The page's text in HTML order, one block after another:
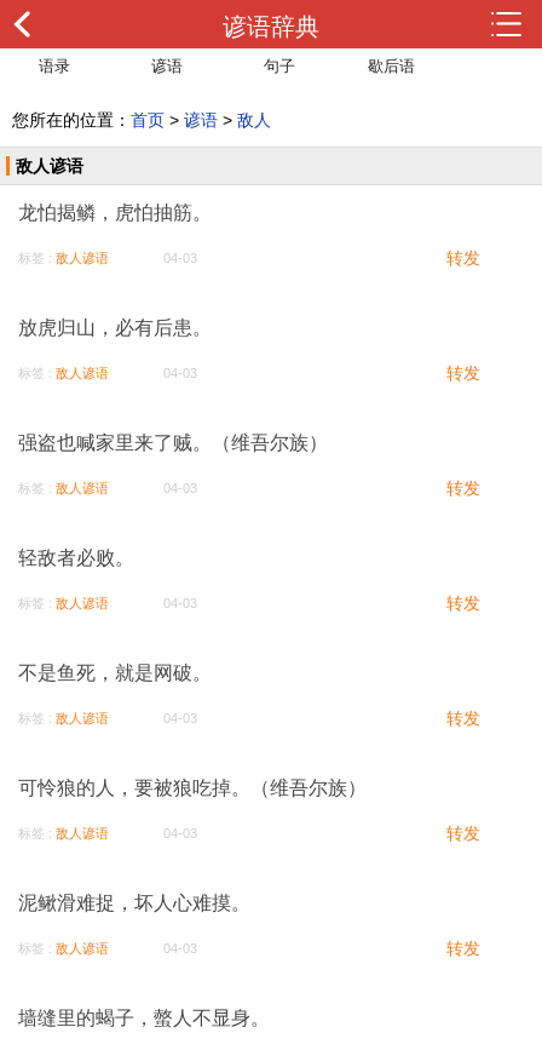
谚语辞典
语录 谚语 句子 歇后语
您所在的位置： 首页 > 谚语 > 敌人
敌人谚语
龙怕揭鳞，虎怕抽筋。
标签 : 敌人谚语 04-03 转发
放虎归山，必有后患。
标签 : 敌人谚语 04-03 转发
强盗也喊家里来了贼。（维吾尔族）
标签 : 敌人谚语 04-03 转发
轻敌者必败。
标签 : 敌人谚语 04-03 转发
不是鱼死，就是网破。
标签 : 敌人谚语 04-03 转发
可怜狼的人，要被狼吃掉。（维吾尔族）
标签 : 敌人谚语 04-03 转发
泥鳅滑难捉，坏人心难摸。
标签 : 敌人谚语 04-03 转发
墙缝里的蝎子，螫人不显身。